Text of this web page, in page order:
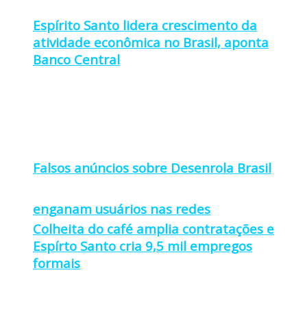
Falsos anúncios sobre Desenrola Brasil
enganam usuários nas redes
Espírito Santo lidera crescimento da
atividade econômica no Brasil, aponta
Banco Central
Colheita do café amplia contratações e
Espírto Santo cria 9,5 mil empregos
formais